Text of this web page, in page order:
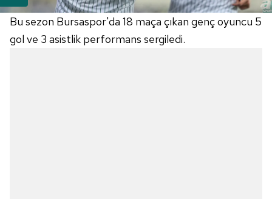
Bu sezon Bursaspor'da 18 maça çıkan genç oyuncu 5
gol ve 3 asistlik performans sergiledi.